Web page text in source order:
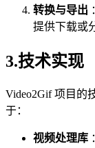
转换与导出
提供下载或
3.技术实现
Video2Gif 项目的
于：
视频处理库